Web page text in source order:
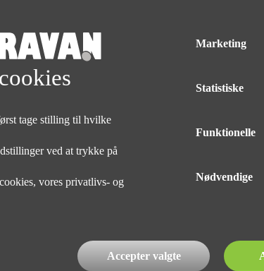
bad og toilet, vinkelkøkken med gasblus og stort
Rammevinduer, markise, elektronisk
kabelforberedt til solceller og bakkamera.
INDEHAVER
Kim Præst Nielsen
tage stilling til hvilke
ved at trykke på
vores privatlivs- og
Marketing
Statistiske
Funktionelle
Nødvendige
Accepter valgte